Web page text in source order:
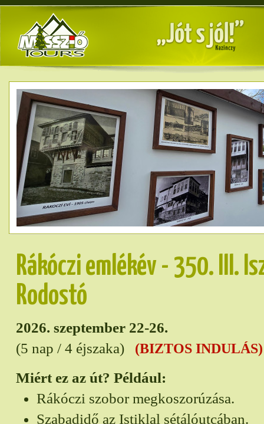
Rákóczi emlékév - 350. III.
Rodostó
2026. szeptember 22-26.
(5 nap / 4 éjszaka) (BIZTOS INDULÁS)
Miért ez az út? Például:
Rákóczi szobor megkoszorúzása.
Szabadidő az Istiklal sétálóutcában.